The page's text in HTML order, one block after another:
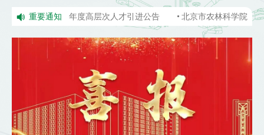
重要通知
院2026年度高层次人才引进公告 北京市农林科学院变更联系方